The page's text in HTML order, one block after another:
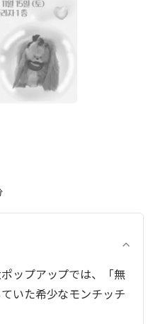
ップアップでは、「無
いた希少なモンチッチ